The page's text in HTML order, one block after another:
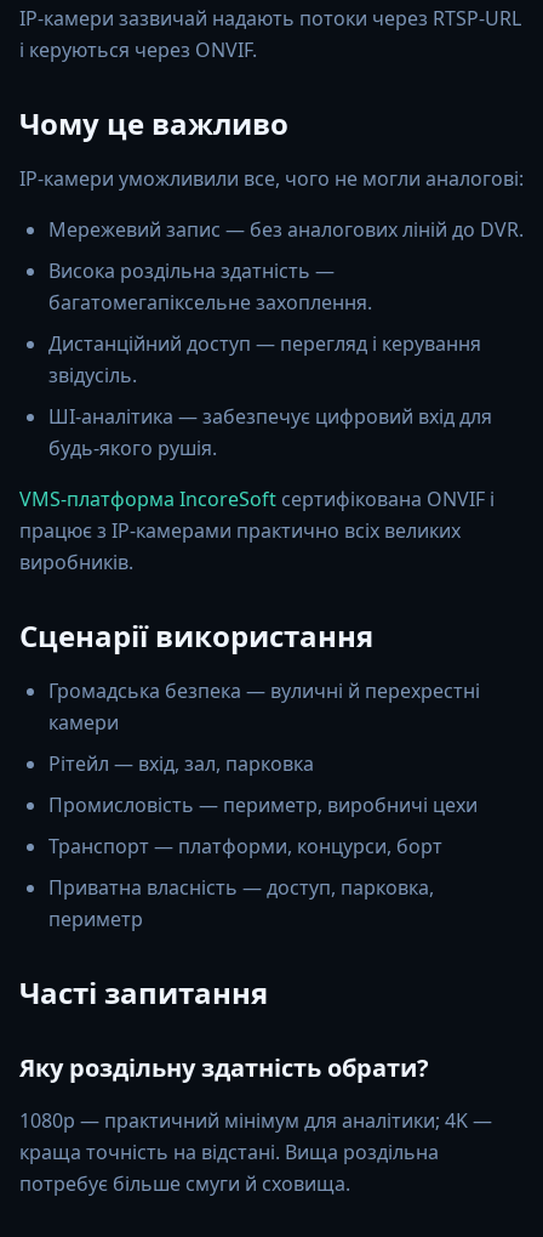
IP-камери зазвичай надають потоки через RTSP-URL
і керуються через ONVIF.
Чому це важливо
IP-камери уможливили все, чого не могли аналогові:
Мережевий запис — без аналогових ліній до DVR.
Висока роздільна здатність —
багатомегапіксельне захоплення.
Дистанційний доступ — перегляд і керування
звідусіль.
ШІ-аналітика — забезпечує цифровий вхід для
будь-якого рушія.
VMS-платформа IncoreSoft сертифікована ONVIF і
працює з IP-камерами практично всіх великих
виробників.
Сценарії використання
Громадська безпека — вуличні й перехрестні
камери
Рітейл — вхід, зал, парковка
Промисловість — периметр, виробничі цехи
Транспорт — платформи, концурси, борт
Приватна власність — доступ, парковка,
периметр
Часті запитання
Яку роздільну здатність обрати?
1080p — практичний мінімум для аналітики; 4K —
краща точність на відстані. Вища роздільна
потребує більше смуги й сховища.